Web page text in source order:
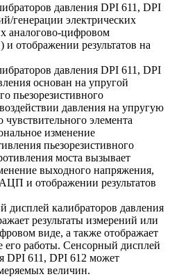
давления DPI 611, DPI
генерации электрических
аналогово-цифровом
отображении результатов на
давления DPI 611, DPI
основан на упругой
пьезорезистивного
давления на упругую
элемента
изменение
пьезорезистивного
моста вызывает
выходного напряжения,
и отображении результатов
дисплей калибраторов давления
результаты измерений или
виде, а также отображает
работы. Сенсорный дисплей
DPI 611, DPI 612 может
величин.